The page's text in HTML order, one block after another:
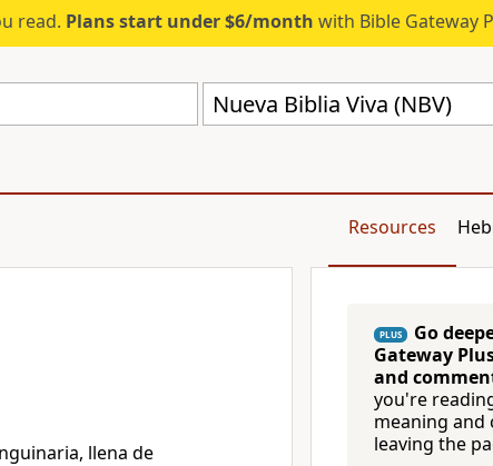
read. Plans start under $6/month with Bible Gateway
Nueva Biblia Viva (NBV)
Resources
llena de
PLUS Go
Gateway
and
you're
meaning
leaving the